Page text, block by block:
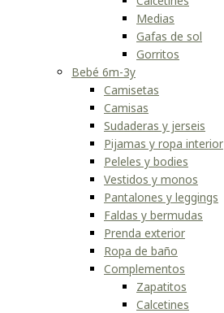
Medias
Gafas de sol
Gorritos
Bebé 6m-3y
Camisetas
Camisas
Sudaderas y jerseis
Pijamas y ropa interior
Peleles y bodies
Vestidos y monos
Pantalones y leggings
Faldas y bermudas
Prenda exterior
Ropa de baño
Complementos
Zapatitos
Calcetines